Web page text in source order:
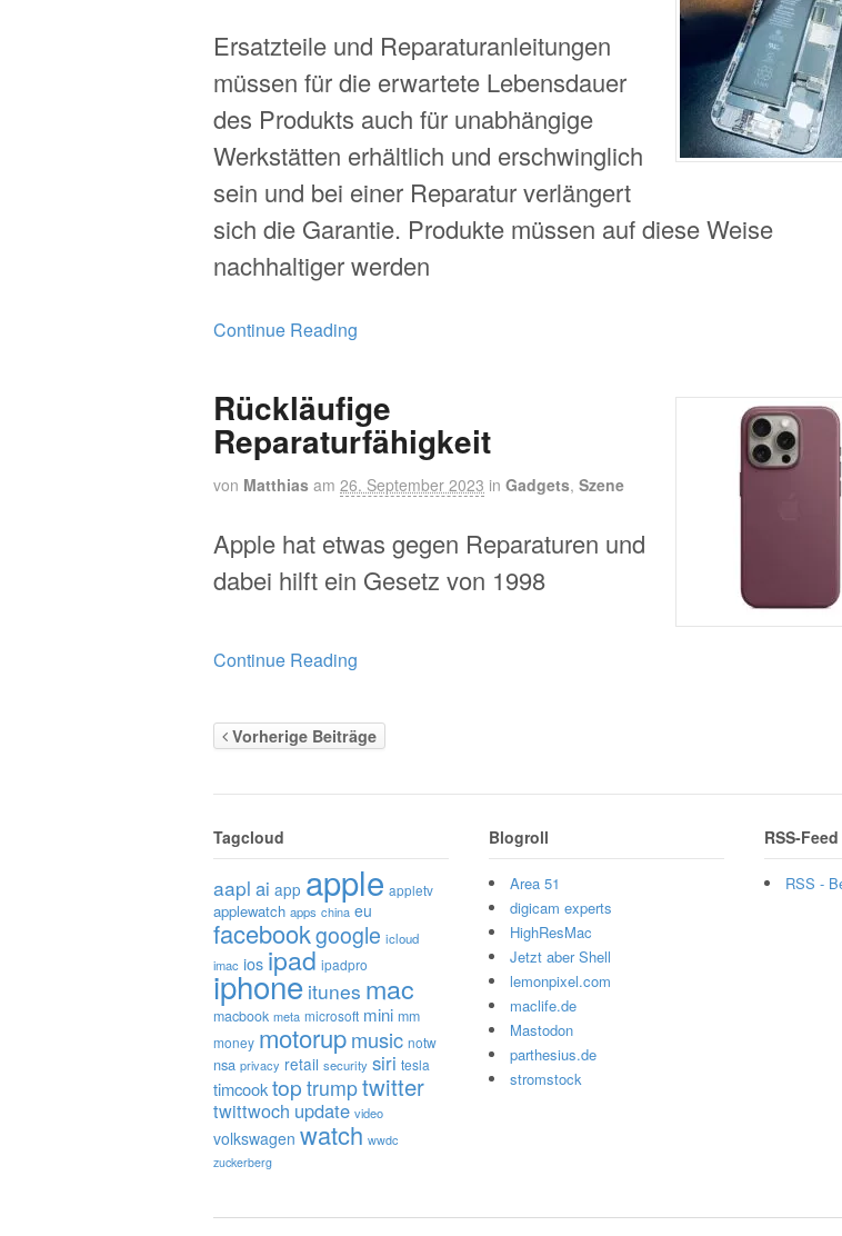
Ersatzteile und Reparaturanleitungen
müssen für die erwartete Lebensdauer
des Produkts auch für unabhängige
Werkstätten erhältlich und erschwinglich
sein und bei einer Reparatur verlängert
sich die Garantie. Produkte müssen auf diese Weise
nachhaltiger werden
Continue Reading
Rückläufige
Reparaturfähigkeit
von Matthias am 26. September 2023 in Gadgets, Szene
Apple hat etwas gegen Reparaturen und
dabei hilft ein Gesetz von 1998
Continue Reading
Vorherige Beiträge
Tagcloud
aapl ai app apple appletv
applewatch apps china eu
facebookgoogle icloud
imac ios ipad ipadpro
iphone itunes mac
macbook meta microsoft mini mm
money motorupmusic notw
nsa privacy retail security siri tesla
timcooktop trumptwitter
twittwoch update video
volkswagen watch wwdc
zuckerberg
Blogroll
Area 51
digicam experts
HighResMac
Jetzt aber Shell
lemonpixel.com
maclife.de
Mastodon
parthesius.de
stromstock
RSS-Feed
RSS -